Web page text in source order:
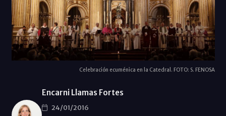
Celebración ecuménica en la Catedral. FOTO: S. FENOSA
Encarni Llamas Fortes
24/01/2016